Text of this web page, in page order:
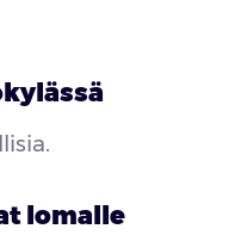
lomalle